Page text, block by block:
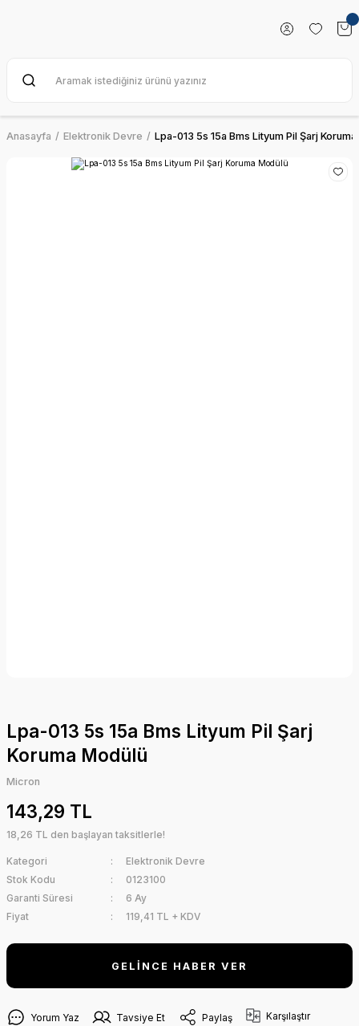
Anasayfa Elektronik Devre Lpa-013 5s 15a Bms Lityum Pil Şarj
Lpa-013 5s 15a Bms Lityum Pil Şarj
Koruma Modülü
Micron
143,29 TL
18,26 TL den başlayan taksitlerle!
Kategori
Elektronik Devre
Stok Kodu
0123100
Garanti Süresi
6 Ay
Fiyat
119,41 TL + KDV
GELİNCE HABER VER
Yorum Yaz Tavsiye Et Paylaş Karşılaştır